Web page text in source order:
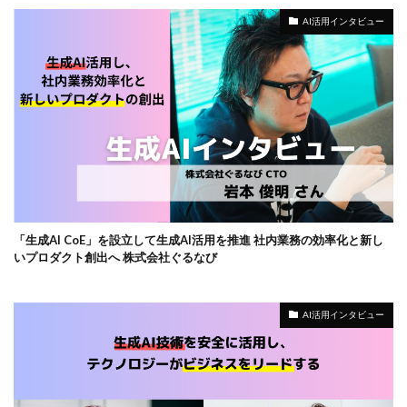
AI活用インタビュー
「生成AI CoE」を設立して生成AI活用を推進 社内業務の効率化と新し
いプロダクト創出へ 株式会社ぐるなび
AI活用インタビュー